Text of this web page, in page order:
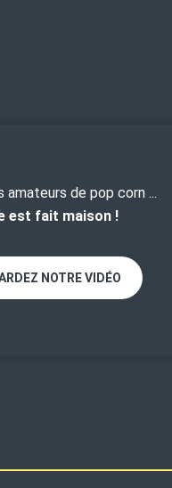
amateurs de pop corn ...
est fait maison !
NOTRE VIDÉO